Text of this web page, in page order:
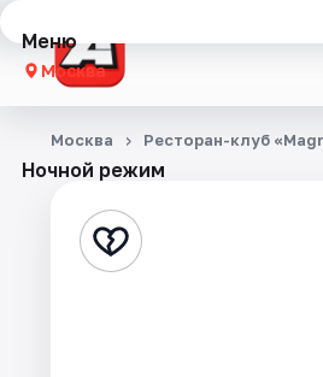
Меню
Москва
Концерты
Стендап
Ночной режим
Москва Ресторан-клуб